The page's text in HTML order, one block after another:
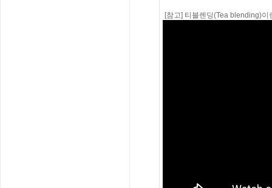
[참고] 티블렌딩(Tea blending)이